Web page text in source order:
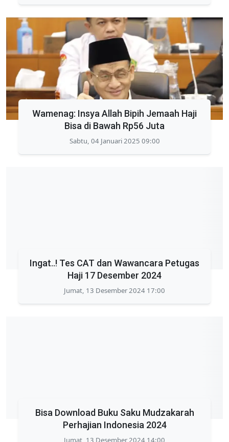
Wamenag: Insya Allah Bipih Jemaah Haji
Bisa di Bawah Rp56 Juta
Sabtu, 04 Januari 2025 09:00
Ingat..! Tes CAT dan Wawancara Petugas
Haji 17 Desember 2024
Jumat, 13 Desember 2024 17:00
Bisa Download Buku Saku Mudzakarah
Perhajian Indonesia 2024
Jumat, 13 Desember 2024 14:00